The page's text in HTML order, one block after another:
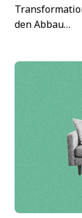
den Abbau…